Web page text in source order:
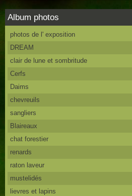
Album photos
photos de l' exposition
DREAM
clair de lune et sombritude
Cerfs
Daims
chevreuils
sangliers
Blaireaux
chat forestier
renards
raton laveur
mustelidés
lievres et lapins